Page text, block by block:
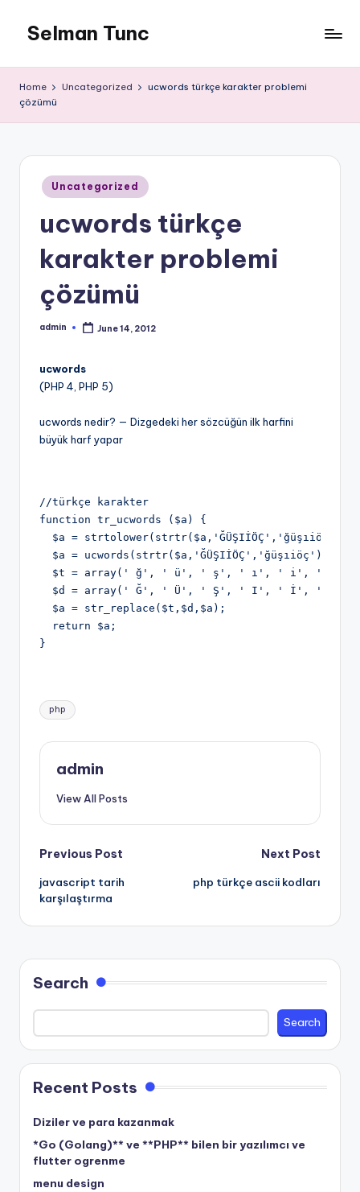
Selman Tunc
Home Uncategorized
ucwords türkçe karakter problemi
çözümü
Posted
in
Uncategorized
ucwords türkçe
karakter problemi
çözümü
Posted
admin June 14, 2012
ucwords
(PHP 4, PHP 5)
ucwords nedir? — Dizgedeki her sözcüğün ilk harfini
büyük harf yapar
//türkçe karakter
function tr_ucwords ($a) {
  $a = strtolower(strtr($a,'ĞÜŞIİÖÇ','ğüşıiöç'));
  $a = ucwords(strtr($a,'ĞÜŞIİÖÇ','ğüşıiöç'));
$t = array(' ğ', ' ü', ' ş', ' ı', ' i', ' ö',
$d = array(' Ğ', ' Ü', ' Ş', ' I', ' İ', ' Ö',
  $a = str_replace($t,$d,$a);
  return $a;
}
Tags:
php
admin
View All Posts
Post
navigation
Previous Post
javascript tarih
karşılaştırma
Next Post
php türkçe ascii kodları
Search
Search
Recent Posts
Diziler ve para kazanmak
*Go (Golang)** ve **PHP** bilen bir yazılımcı ve
flutter ogrenme
menu design